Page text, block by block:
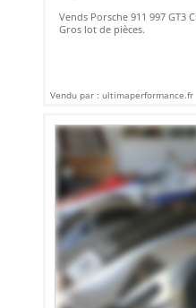
Vends Porsche 911 997 GT3
Gros lot de pièces.
Vendu par : ultimaperformance.fr